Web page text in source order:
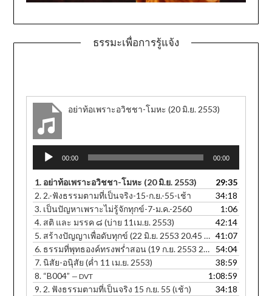
ธรรมะเพื่อการรู้แจ้ง
อย่าท้อเพราะอวิชชา-โมหะ (20 มิ.ย. 2553)
Audio
Player
00:00 00:00
1. อย่าท้อเพราะอวิชชา-โมหะ (20 มิ.ย. 2553)
29:35
2. 2.-ฟังธรรมตามที่เป็นจริง-15-ก.ย.-55-เช้า
34:18
3. เป็นปัญหาเพราะไม่รู้จักทุกข์-7-ม.ค.-2560
1:06
4. สติ และ มรรค ๘ (บ่าย 11เม.ย. 2553)
42:14
5. สร้างปัญญาเพื่อดับทุกข์ (22 มิ.ย. 2553 20.45 น.)
41:07
6. ธรรมที่พุทธองค์ทรงพร่ำสอน (19 ก.ย. 2553 20.25 น.)
54:04
7.นิสัย-อนุิสัย (ค่ำ 11 เม.ย. 2553)
38:59
8. “B004” — DVT
1:08:59
9. 2. ฟังธรรมตามที่เป็นจริง 15 ก.ย. 55 (เช้า)
34:18